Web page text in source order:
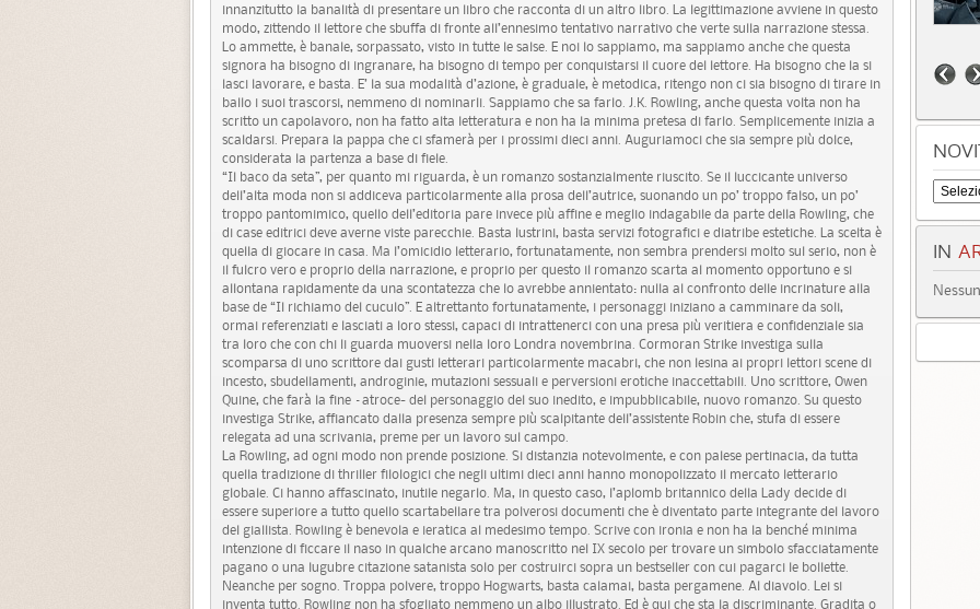
innanzitutto la banalità di presentare un libro che racconta di un altro libro. La legittimazione avviene in questo
modo, zittendo il lettore che sbuffa di fronte all’ennesimo tentativo narrativo che verte sulla narrazione stessa.
Lo ammette, è banale, sorpassato, visto in tutte le salse. E noi lo sappiamo, ma sappiamo anche che questa
signora ha bisogno di ingranare, ha bisogno di tempo per conquistarsi il cuore del lettore. Ha bisogno che la si
lasci lavorare, e basta. E’ la sua modalità d’azione, è graduale, è metodica, ritengo non ci sia bisogno di tirare in
ballo i suoi trascorsi, nemmeno di nominarli. Sappiamo che sa farlo. J.K. Rowling, anche questa volta non ha
scritto un capolavoro, non ha fatto alta letteratura e non ha la minima pretesa di farlo. Semplicemente inizia a
scaldarsi. Prepara la pappa che ci sfamerà per i prossimi dieci anni. Auguriamoci che sia sempre più dolce,
considerata la partenza a base di fiele.
“Il baco da seta”, per quanto mi riguarda, è un romanzo sostanzialmente riuscito. Se il luccicante universo
dell’alta moda non si addiceva particolarmente alla prosa dell’autrice, suonando un po’ troppo falso, un po’
troppo pantomimico, quello dell’editoria pare invece più affine e meglio indagabile da parte della Rowling, che
di case editrici deve averne viste parecchie. Basta lustrini, basta servizi fotografici e diatribe estetiche. La scelta è
quella di giocare in casa. Ma l’omicidio letterario, fortunatamente, non sembra prendersi molto sul serio, non è
il fulcro vero e proprio della narrazione, e proprio per questo il romanzo scarta al momento opportuno e si
allontana rapidamente da una scontatezza che lo avrebbe annientato: nulla al confronto delle incrinature alla
base de “Il richiamo del cuculo”. E altrettanto fortunatamente, i personaggi iniziano a camminare da soli,
ormai referenziati e lasciati a loro stessi, capaci di intrattenerci con una presa più veritiera e confidenziale sia
tra loro che con chi li guarda muoversi nella loro Londra novembrina. Cormoran Strike investiga sulla
scomparsa di uno scrittore dai gusti letterari particolarmente macabri, che non lesina ai propri lettori scene di
incesto, sbudellamenti, androginie, mutazioni sessuali e perversioni erotiche inaccettabili. Uno scrittore, Owen
Quine, che farà la fine –atroce- del personaggio del suo inedito, e impubblicabile, nuovo romanzo. Su questo
investiga Strike, affiancato dalla presenza sempre più scalpitante dell’assistente Robin che, stufa di essere
relegata ad una scrivania, preme per un lavoro sul campo.
La Rowling, ad ogni modo non prende posizione. Si distanzia notevolmente, e con palese pertinacia, da tutta
quella tradizione di thriller filologici che negli ultimi dieci anni hanno monopolizzato il mercato letterario
globale. Ci hanno affascinato, inutile negarlo. Ma, in questo caso, l’aplomb britannico della Lady decide di
essere superiore a tutto quello scartabellare tra polverosi documenti che è diventato parte integrante del lavoro
del giallista. Rowling è benevola e ieratica al medesimo tempo. Scrive con ironia e non ha la benché minima
intenzione di ficcare il naso in qualche arcano manoscritto nel IX secolo per trovare un simbolo sfacciatamente
pagano o una lugubre citazione satanista solo per costruirci sopra un bestseller con cui pagarci le bollette.
Neanche per sogno. Troppa polvere, troppo Hogwarts, basta calamai, basta pergamene. Al diavolo. Lei si
inventa tutto. Rowling non ha sfogliato nemmeno un albo illustrato. Ed è qui che sta la discriminante. Gradita o
IN